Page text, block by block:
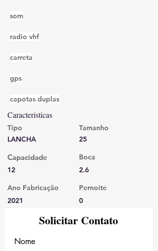
som
radio vhf
carreta
gps
capotas duplas
Caracteristicas
Tipo
LANCHA
Capacidade
12
Ano Fabricação
2021
Tamanho
25
Boca
2.6
Pernoite
0
Solicitar Contato
Nome